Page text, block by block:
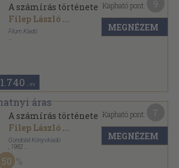
A számírás története
Filep László ...
Filum Kiadó
1.740 ,-Ft
Kapható pont:
MEGNÉZEM
A számírás története
Filep László ...
Gondolat Könyvkiadó
1982
Ragasztott papírkötés
Gondolat Zsebkönyvek sorozat
50
Kapható pont:
MEGNÉZEM